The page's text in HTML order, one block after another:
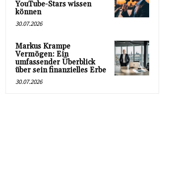
YouTube-Stars wissen
können
30.07.2026
Markus Krampe
Vermögen: Ein
umfassender Überblick
über sein finanzielles Erbe
30.07.2026